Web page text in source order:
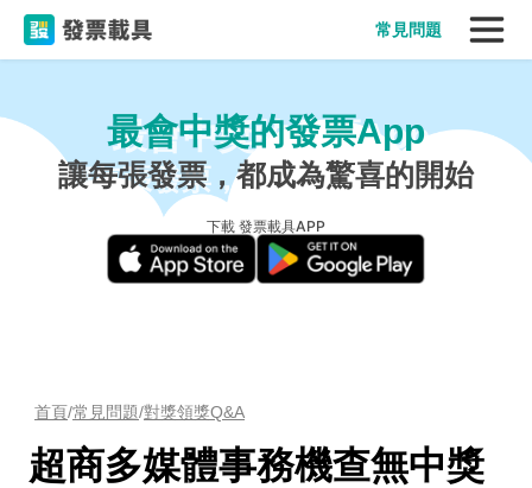
常見問題
最會中獎的發票App
讓每張發票，都成為驚喜的開始
下載 發票載具APP
首頁/常見問題/對獎領獎Q&A
超商多媒體事務機查無中獎